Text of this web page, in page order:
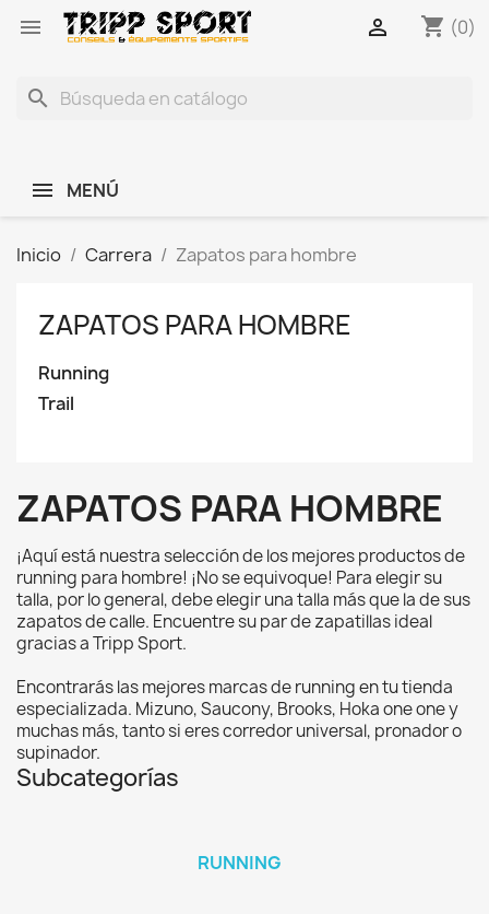
 shopping_cart (0)

search
MENÚ
Inicio Carrera Zapatos para hombre
ZAPATOS PARA HOMBRE
Running
Trail
ZAPATOS PARA HOMBRE
¡Aquí está nuestra selección de los mejores productos de
running para hombre! ¡No se equivoque! Para elegir su
talla, por lo general, debe elegir una talla más que la de sus
zapatos de calle. Encuentre su par de zapatillas ideal
gracias a Tripp Sport.
Encontrarás las mejores marcas de running en tu tienda
especializada. Mizuno, Saucony, Brooks, Hoka one one y
muchas más, tanto si eres corredor universal, pronador o
supinador.
Subcategorías
RUNNING